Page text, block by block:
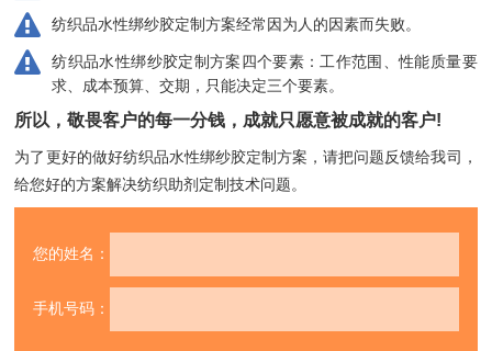
纺织品水性绑纱胶定制方案经常因为人的因素而失败。
纺织品水性绑纱胶定制方案四个要素：工作范围、性能质量要
求、成本预算、交期，只能决定三个要素。
所以，敬畏客户的每一分钱，成就只愿意被成就的客户!
为了更好的做好纺织品水性绑纱胶定制方案，请把问题反馈给我司，
给您好的方案解决纺织助剂定制技术问题。
您的姓名：
手机号码：